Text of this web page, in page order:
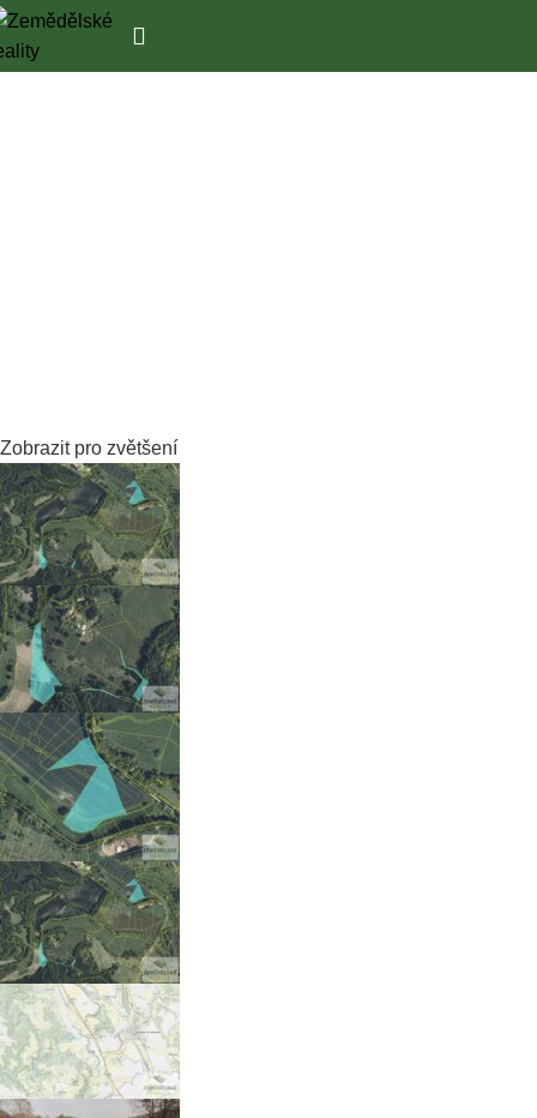
Zobrazit pro zvětšení